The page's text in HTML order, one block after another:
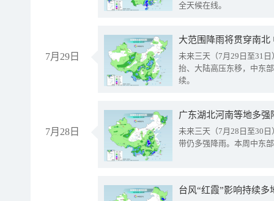
全天候在线。
7月29日
大范围降雨将贯穿南
未来三天（7月29日至31
抬、大陆高压东移，中东
续。
7月28日
广东湖北河南等地多
未来三天（7月28日至30
带仍多强降雨。本周中东
台风“红霞”影响持续